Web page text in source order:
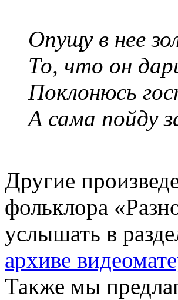
Опущу в нее
То, что он
Поклонюсь
А сама пойду
Другие
фольклора
услышать в
архиве
Также мы